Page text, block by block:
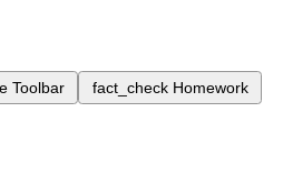
Toolbar fact_check Homework